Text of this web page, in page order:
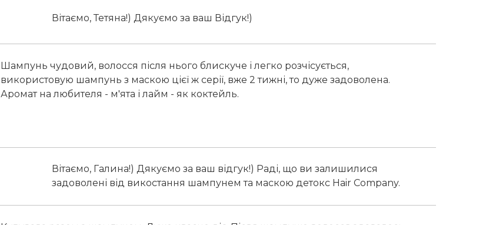
Вітаємо, Тетяна!) Дякуємо за ваш Відгук!)
Шампунь чудовий, волосся після нього блискуче і легко розчісується,
використовую шампунь з маскою цієї ж серії, вже 2 тижні, то дуже задоволена.
Аромат на любителя - м'ята і лайм - як коктейль.
Вітаємо, Галина!) Дякуємо за ваш відгук!) Раді, що ви залишилися
задоволені від викостання шампунем та маскою детокс Hair Company.